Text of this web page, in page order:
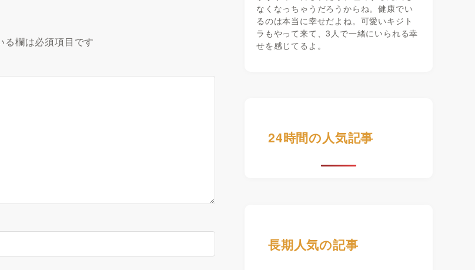
る欄は必須項目です
なくなっちゃうだろうからね。健康でい
るのは本当に幸せだよね。可愛いキジト
ラもやって来て、3人で一緒にいられる幸
せを感じてるよ。
24時間の人気記事
長期人気の記事